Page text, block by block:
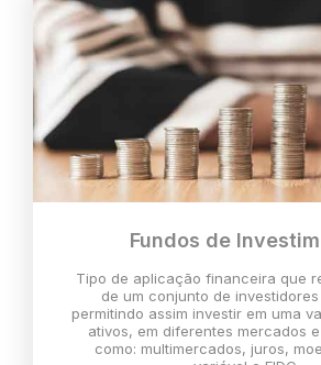
Fundos de
Tipo de aplicação financeira que
de um conjunto de
permitindo assim investir em uma
ativos, em diferentes mercados
como: multimercados, juros,